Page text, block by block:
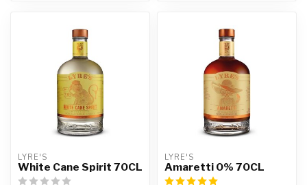
LYRE'S
White Cane Spirit 70CL
LYRE'S
Amaretti 0% 70CL